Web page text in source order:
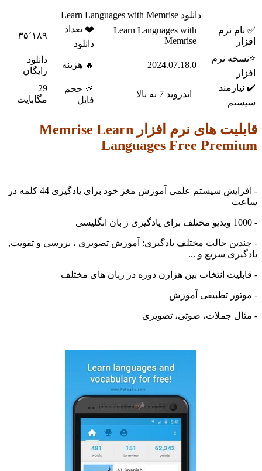
دانلود Learn Languages with Memrise
نرم
Learn Languages with
Memrise
❤️ تعداد
۳۵٬۱۸۹
نرم
2024.07.18.0 🔥 هزینه
رایگان
اندروید 7 به بالا
🔆 حجم
29
مگابایت
قابلیت های نرم افزار Memrise Learn
Languages Free
- افزایش سیستم علمی آموزش مغز خود برای یادگیری 44 کلمه در
حالت مختلف یادگیری: آموزش تصویری ، بررسی و تقویت,
سریع و ...
انتخاب بین هزارن دوره در زبان های مختلف
تطبیقی آموزش
جملات، صوتی، تصویری